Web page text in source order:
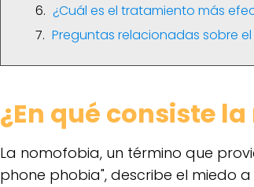
¿Cuál es el tratamiento más
Preguntas relacionadas sobre
¿En qué consiste
La nomofobia, un término que
phone phobia", describe el miedo